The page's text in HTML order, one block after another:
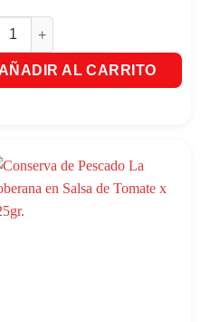
Mar X170Gr. cantidad
Lomos En Agua - Lo Mejor Del
AÑADIR AL CARRITO